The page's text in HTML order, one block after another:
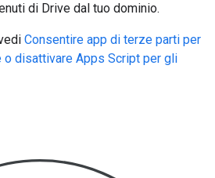
di Drive dal tuo dominio.
Consentire app di terze parti per
o disattivare Apps Script per gli